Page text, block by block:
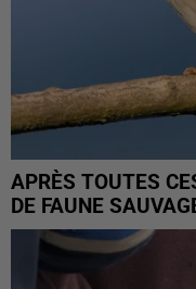
APRÈS TOUTES
DE FAUNE